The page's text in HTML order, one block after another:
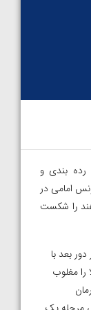
رده بندی و
امامی در
از هند را شکست
بعد با
را مغلوب
و آرمان